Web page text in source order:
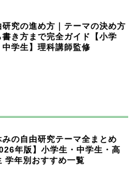
研究の進め方｜テーマの決め方
書き方まで完全ガイド【小学
中学生】理科講師監修
みの自由研究テーマ全まとめ
年版】小学生・中学生・高
学年別おすすめ一覧